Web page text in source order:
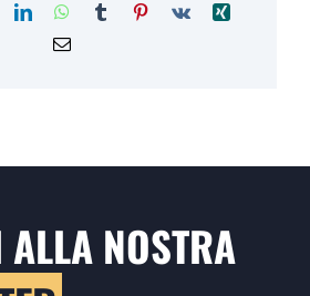
NOSTRA